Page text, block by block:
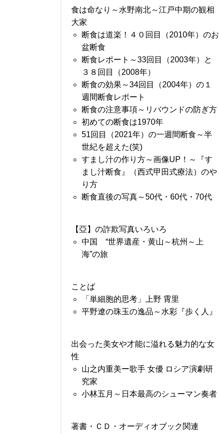
食は命なり～水野南北～江戸中期の観相
大家
断食は道楽！４０回目（2010年）のお
盆断食
断食レポート～33回目（2003年）と
３８回目（2008年）
断食の効果～34回目（2004年）の１
週間断食レポート
断食の注意事項～リバウンドの防ぎ方
初めての断食は1970年
51回目（2021年）の一週間断食～半
世紀を超えた(笑)
すまし汁の作り方～画像UP！～『す
まし汁断食』（西式甲田式療法）のや
り方
断食直後の写真～50代・60代・70代
【亞】の詐欺写真いろいろ
中国 “世界遺産・黄山～杭州～上
海”の旅
ことば
「単細胞的思考」上野 霄里
平野遼の珠玉の逸品～水彩『歩く人』
出会った美女や才能に溢れる魅力的な女
性
山之内重美ー歌手 女優 ロシア演劇研
究家
小林五月～日本最高のシューマン奏者
著書・ＣＤ・オーディオブック関連